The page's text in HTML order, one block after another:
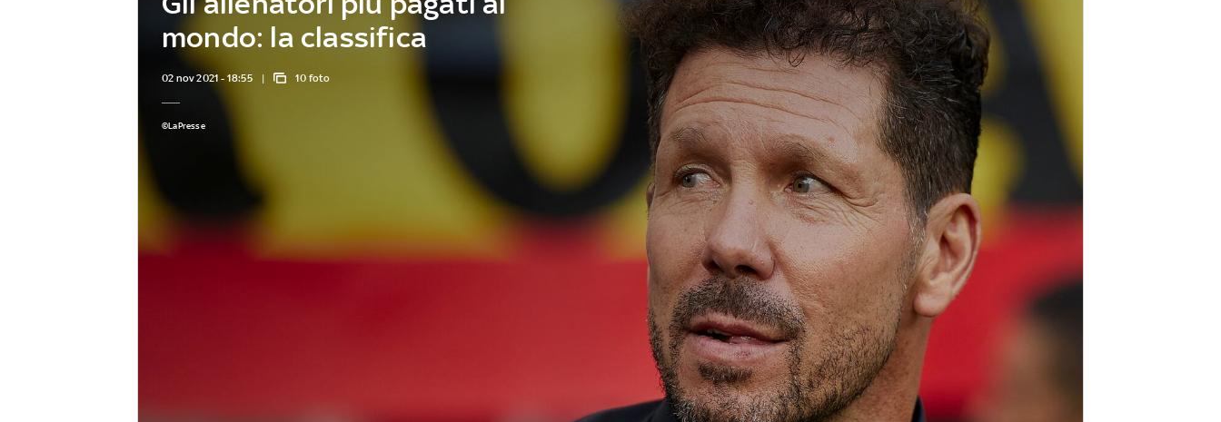
mondo: la classifica
02 nov 2021 - 18:55 10 foto
©LaPresse